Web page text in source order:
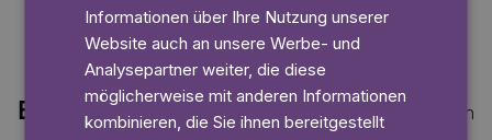
Entdecke auch Mehr anzeigen
Informationen über Ihre Nutzung unserer
Website auch an unsere Werbe- und
Analysepartner weiter, die diese
möglicherweise mit anderen Informationen
kombinieren, die Sie ihnen bereitgestellt